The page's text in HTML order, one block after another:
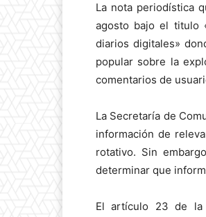
La nota periodística
agosto bajo el titulo
diarios digitales»
popular sobre la
comentarios de
La Secretaría de
información de
rotativo. Sin
determinar que
El artículo 23 de la